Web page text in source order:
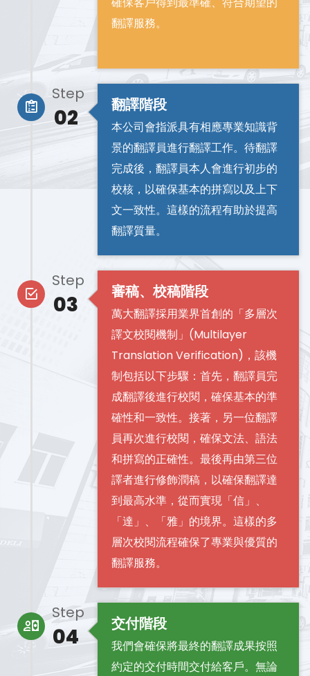
翻譯服務。
翻譯階段
本公司會指派具有相應專業知識背
景的翻譯員進行翻譯工作。待翻譯
完成後，翻譯員本人會進行初步的
校核，以確保基本的拼寫以及上下
文一致性。這樣的流程有助於提高
翻譯質量。
Step
02
審稿、校稿階段
萬大翻譯採用業界首創的「多層次
譯文校閱機制」(Multilayer
Translation Verification)，該機
制包括以下步驟：首先，翻譯員完
成翻譯後進行校閱，確保基本的準
確性和一致性。接著，另一位翻譯
員再次進行校閱，確保文法、語法
和拼寫的正確性。最後再由第三位
譯者進行修飾潤稿，以確保翻譯達
到最高水準，從而實現「信」、
「達」、「雅」的境界。這樣的多
層次校閱流程確保了專業與優質的
翻譯服務。
Step
03
交付階段
我們會確保將最終的翻譯成果按照
約定的交付時間交付給客戶。無論
Step
04